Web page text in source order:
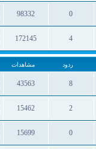
ردود
مشاهدات
0
98332
4
ردود
172145
مشاهدات
ردود مشاهدات
8
43563
2
ردود
15462
مشاهدات
0
15699